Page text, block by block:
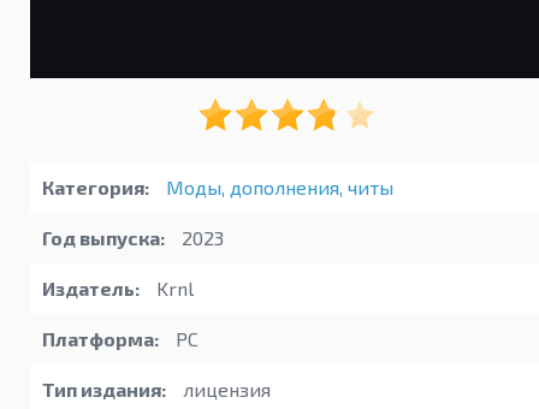
Категория: Моды, дополнения, читы
Год выпуска: 2023
Издатель: Krnl
Платформа: PC
Тип издания: лицензия